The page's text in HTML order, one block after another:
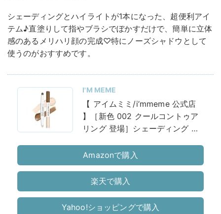
シェーディングとハイライトが1本になった、超便利アイ
テム♪直塗りして指やブラシでぼかすだけで、簡単に立体
感のあるメリハリ顔の完成♡特にノーズシャドウとして
使うのがおすすめです。
I'M MEME
【 アイムミミ/i’mmeme 公式店
】［新色 002 クールコントゥア
リング 登場］シェーディング ノ
スティック ハイライト 小顔メイ
ク コントゥアペン アイムマルチ
スティックデュアル (001 コント
ゥアリング)
Amazonで購入
楽天で購入
Yahoo!ショッピングで購入